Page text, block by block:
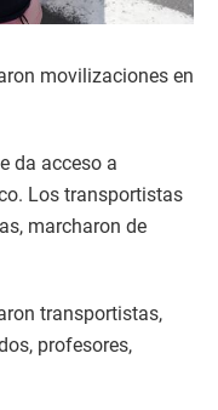
movilizaciones en
da acceso a
Los transportistas
marcharon de
transportistas,
profesores,